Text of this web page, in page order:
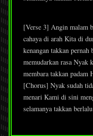
[Verse 3] Angin malam
cahaya di arah Kita di
kenangan takkan
memudarkan rasa Nyak
membara takkan padam
[Chorus] Nyak sudah
menari Kami di sini
selamanya takkan berlalu